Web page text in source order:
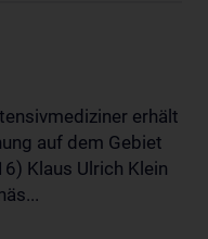
erhält
auf dem Gebiet
Klaus Ulrich Klein